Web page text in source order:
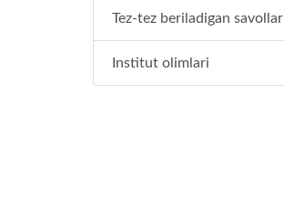
Tez-tez beriladigan savollar
Institut olimlari